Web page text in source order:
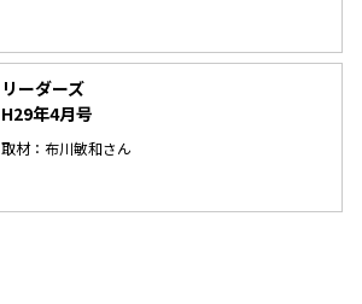
リーダーズ
H29年4月号
取材：布川敏和さん